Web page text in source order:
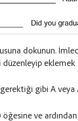
dokunun.
düzenleyip eklemek
gibi A veya
öğesine ve